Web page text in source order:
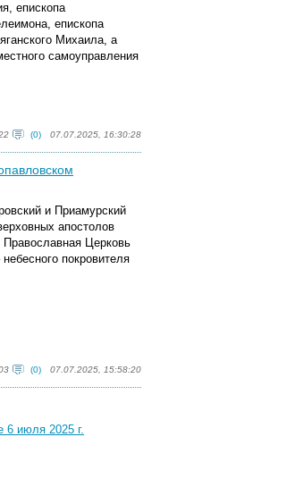
епископа
епископа
Михаила, а
самоуправления
(0) 07.07.2025, 16:30:28
и Приамурский
апостолов
Православная Церковь
покровителя
(0) 07.07.2025, 15:58:20
6 июля 2025 г.